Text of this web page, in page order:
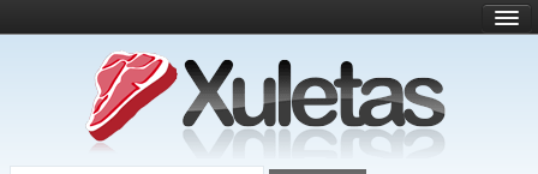
¿Qué es esto?
Directorio